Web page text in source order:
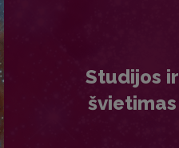
Studijos ir
švietimas